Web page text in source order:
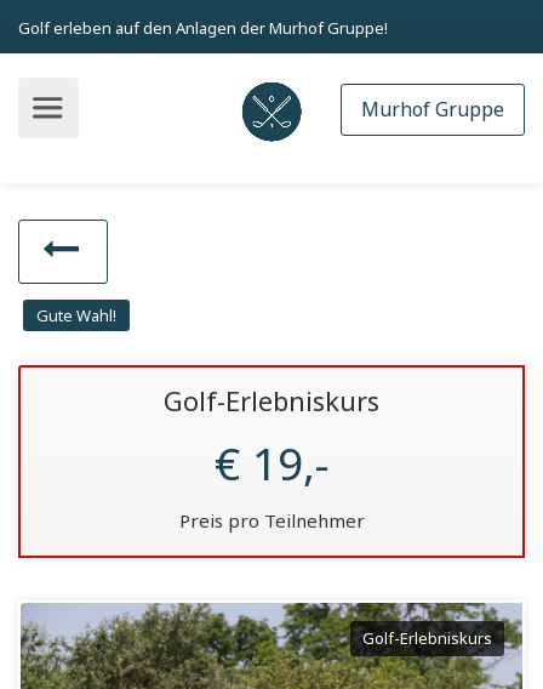
Golf erleben auf den Anlagen der Murhof Gruppe!
Murhof Gruppe
Gute Wahl!
Golf-Erlebniskurs
€ 19,-
Preis pro Teilnehmer
Golf-Erlebniskurs